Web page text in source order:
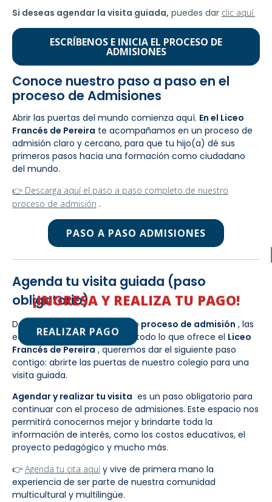
Si deseas agendar la visita guiada, puedes dar clic aquí.
ESCRÍBENOS E INICIA EL PROCESO DE
ADMISIONES
Conoce nuestro paso a paso en el
proceso de Admisiones
Abrir las puertas del mundo comienza aquí. En el Liceo
Francés de Pereira te acompañamos en un proceso de
admisión claro y cercano, para que tu hijo(a) dé sus
primeros pasos hacia una formación como ciudadano
del mundo.
👉 Descarga aquí el paso a paso completo de nuestro
proceso de admisión .
PASO A PASO ADMISIONES
Agenda tu visita guiada (paso
obligatorio)
Después de descubrir nuestro proceso de admisión , las
equivalencias académicas y todo lo que ofrece el Liceo
Francés de Pereira, queremos dar el siguiente paso
contigo: abrirte las puertas de nuestro colegio para una
visita guiada.
Agendar y realizar tu visita es un paso obligatorio para
continuar con el proceso de admisiones. Este espacio nos
permitirá conocernos mejor y brindarte toda la
información de interés, como los costos educativos, el
proyecto pedagógico y mucho más.
👉 Agenda tu cita aquíy vive de primera mano la
experiencia de ser parte de nuestra comunidad
multicultural y multilingüe.
¡INGRESA Y REALIZA TU PAGO!
REALIZAR PAGO